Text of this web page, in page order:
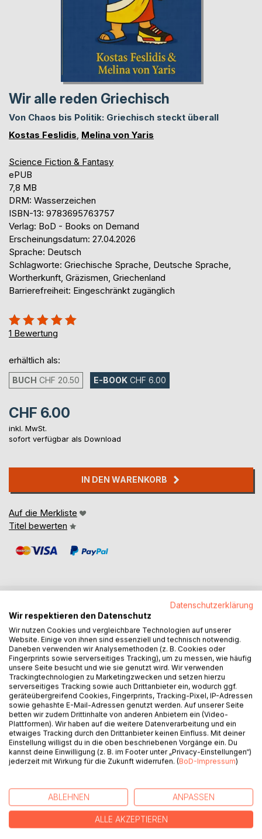
Wir alle reden Griechisch
Von Chaos bis Politik: Griechisch steckt überall
Kostas Feslidis Melina von Yaris
Science Fiction & Fantasy
ePUB
7,8 MB
DRM: Wasserzeichen
ISBN-13: 9783695763757
Verlag: BoD - Books on Demand
Erscheinungsdatum: 27.04.2026
Sprache: Deutsch
Schlagworte: Griechische Sprache, Deutsche Sprache,
Wortherkunft, Gräzismen, Griechenland
Barrierefreiheit: Eingeschränkt zugänglich
Bewertung::
100%
1 Bewertung
erhältlich als:
BUCH CHF 20.50 E-BOOK CHF 6.00
CHF 6.00
inkl. MwSt.
sofort verfügbar als Download
IN DEN WARENKORB
Auf die Merkliste
Titel bewerten
BESCHREIBUNG
Wir alle reden Griechisch ist eine unterhaltsame und
ueberraschende Reise durch unseren sprachlichen Alltag.
Kostas Feslidis und Melina von Yaris zeigen mit viel Humor,
Sprachliebe und einem feinen Blick fuer das Absurde, dass
wir im Deutschen staendig griechische Woerter benutzen,
meistens ohne es ueberhaupt zu merken. Ob Chaos,
Politik, Problem, Musik, Theater, Telefon oder Demokratie:
Das Griechische sitzt laengst mit am deutschen
Kuechentisch.
Geschichten hinter den Woertern, verfolgt ihre Wege durch
die Jahrhunderte und zeigt, wie lebendig, komisch und
erstaunlich Sprache sein kann. Denn manchmal steckt in
Datenschutzerklärung
Wir respektieren den Datenschutz
Wir nutzen Cookies und vergleichbare Technologien auf unserer
Website. Einige von ihnen sind essenziell und technisch notwendig.
Daneben verwenden wir Analysemethoden (z. B. Cookies oder
Fingerprints sowie serverseitiges Tracking), um zu messen, wie häufig
unsere Seite besucht und wie sie genutzt wird. Wir verwenden
Trackingtechnologien zu Marketingzwecken und setzen hierzu
serverseitiges Tracking sowie auch Drittanbieter ein, wodurch ggf.
geräteübergreifend Cookies, Fingerprints, Tracking-Pixel, IP-Adressen
sowie gehashte E-Mail-Adressen genutzt werden. Auf unserer Seite
betten wir zudem Drittinhalte von anderen Anbietern ein (Video-
Plattformen). Wir haben auf die weitere Datenverarbeitung und ein
etwaiges Tracking durch den Drittanbieter keinen Einfluss. Mit deiner
Einstellung willigst du in die oben beschriebenen Vorgänge ein. Du
kannst deine Einwilligung (z. B. im Footer unter „Privacy-Einstellungen“)
jederzeit mit Wirkung für die Zukunft widerrufen. (BoD-Impressum)
ABLEHNEN ANPASSEN
ALLE AKZEPTIEREN